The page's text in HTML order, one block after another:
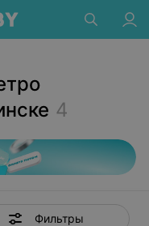
4
Фильтры